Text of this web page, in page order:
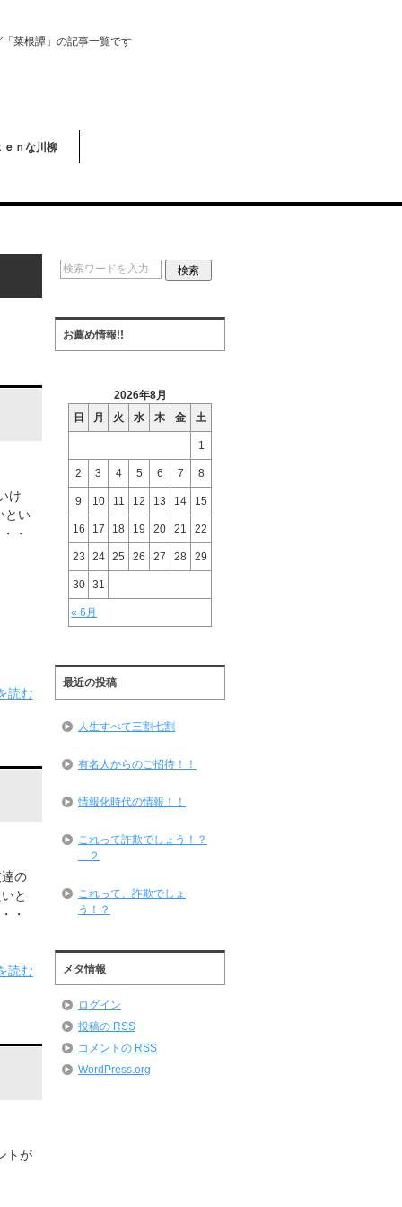
「菜根譚」の記事一覧です
ｅｎな川柳
け
とい
・
読む
の
と
・
読む
トが
お薦め情報!!
2026年8月
日
月 火 水 木 金 土
« 6月
1
2 3 4 5 6 7 8
9 10 11 12 13 14 15
16 17 18 19 20 21 22
23 24 25 26 27 28 29
30 31
最近の投稿
人生すべて三割七割
有名人からのご招待！！
情報化時代の情報！！
これって詐欺でしょう！？
＿２
これって、詐欺でしょ
う！？
メタ情報
ログイン
投稿の RSS
コメントの RSS
WordPress.org